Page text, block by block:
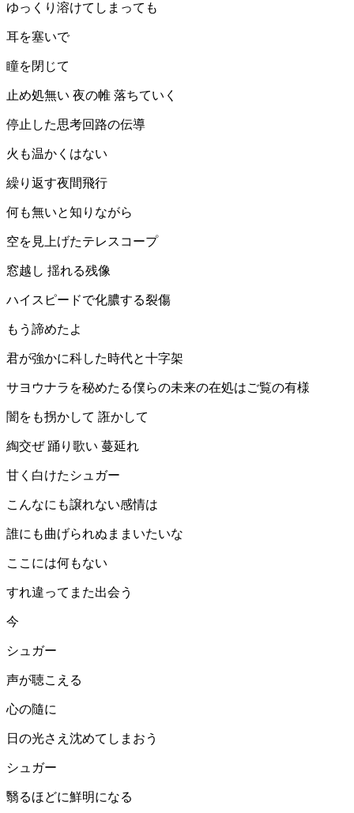
ゆっくり溶けてしまっても
耳を塞いで
瞳を閉じて
止め処無い 夜の帷 落ちていく
停止した思考回路の伝導
火も温かくはない
繰り返す夜間飛行
何も無いと知りながら
空を見上げたテレスコープ
窓越し 揺れる残像
ハイスピードで化膿する裂傷
もう諦めたよ
君が強かに科した時代と十字架
サヨウナラを秘めたる僕らの未来の在処はご覧の有様
闇をも拐かして 誑かして
綯交ぜ 踊り歌い 蔓延れ
甘く白けたシュガー
こんなにも譲れない感情は
誰にも曲げられぬままいたいな
ここには何もない
すれ違ってまた出会う
今
シュガー
声が聴こえる
心の隨に
日の光さえ沈めてしまおう
シュガー
翳るほどに鮮明になる